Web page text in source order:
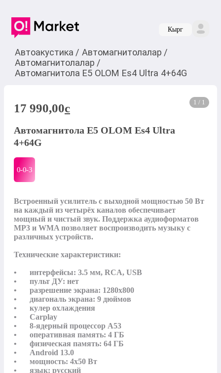
Кырг
Автоакустика / Автомагнитолалар /
Автомагнитолалар /
Автомагнитола E5 OLOM Es4 Ultra 4+64G
1 / 1
17 990,00c
Автомагнитола E5 OLOM Es4 Ultra
4+64G
0-0-3
Встроенный усилитель с выходной мощностью 50 Вт
на каждый из четырёх каналов обеспечивает
мощный и чистый звук. Поддержка аудиоформатов
MP3 и WMA позволяет воспроизводить музыку с
различных устройств.
Технические характеристики:
•	интерфейсы: 3.5 мм, RCA, USB
•	пульт ДУ: нет
•	разрешение экрана: 1280x800
•	диагональ экрана: 9 дюймов
•	кулер охлаждения
•	Carplay
•	8-ядерный процессор A53
•	оперативная память: 4 ГБ
•	физическая память: 64 ГБ
•	Android 13.0
•	мощность: 4x50 Вт
•	язык: русский